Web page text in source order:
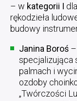
– w kategorii I
rękodzieła
budowy
Janina Boroś
specjalizująca
palmach i
ozdoby
„Twórczości